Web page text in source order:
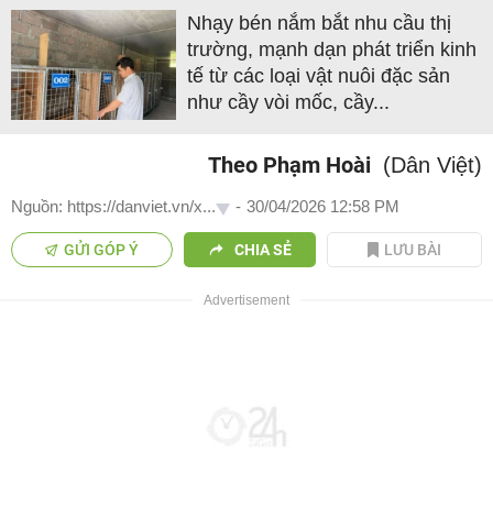
Nhạy bén nắm bắt nhu cầu thị
trường, mạnh dạn phát triển kinh
tế từ các loại vật nuôi đặc sản
như cầy vòi mốc, cầy...
Theo Phạm Hoài (Dân Việt)
Nguồn: https://danviet.vn/x... - 30/04/2026 12:58 PM
GỬI GÓP Ý CHIA SẺ LƯU BÀI